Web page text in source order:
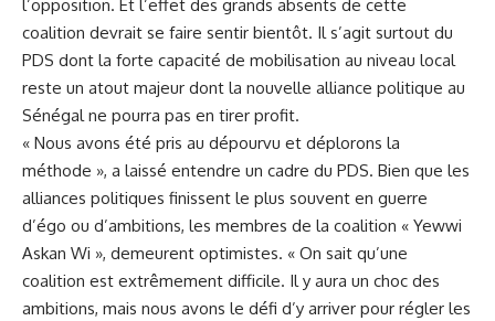
l’opposition. Et l’effet des grands absents de cette
coalition devrait se faire sentir bientôt. Il s’agit surtout du
PDS dont la forte capacité de mobilisation au niveau local
reste un atout majeur dont la nouvelle alliance politique au
Sénégal ne pourra pas en tirer profit.
« Nous avons été pris au dépourvu et déplorons la
méthode », a laissé entendre un cadre du PDS. Bien que les
alliances politiques finissent le plus souvent en guerre
d’égo ou d’ambitions, les membres de la coalition « Yewwi
Askan Wi », demeurent optimistes. « On sait qu’une
coalition est extrêmement difficile. Il y aura un choc des
ambitions, mais nous avons le défi d’y arriver pour régler les